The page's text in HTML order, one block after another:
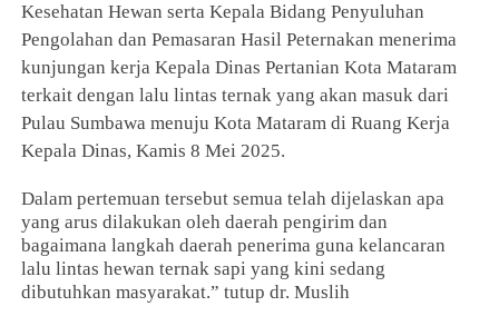
Kesehatan Hewan serta Kepala Bidang Penyuluhan
Pengolahan dan Pemasaran Hasil Peternakan menerima
kunjungan kerja Kepala Dinas Pertanian Kota Mataram
terkait dengan lalu lintas ternak yang akan masuk dari
Pulau Sumbawa menuju Kota Mataram di Ruang Kerja
Kepala Dinas, Kamis 8 Mei 2025.
Dalam pertemuan tersebut semua telah dijelaskan apa
yang arus dilakukan oleh daerah pengirim dan
bagaimana langkah daerah penerima guna kelancaran
lalu lintas hewan ternak sapi yang kini sedang
dibutuhkan masyarakat.” tutup dr. Muslih